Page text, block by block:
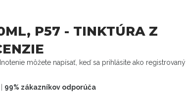
P57 - TINKTÚRA Z
môžete napísať, keď sa prihlásite ako registrovaný
99% zákazníkov odporúča